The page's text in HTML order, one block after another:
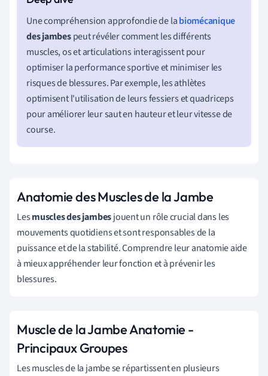
Une compréhension approfondie de labiomécanique
des jambespeut révéler comment les différents
muscles, os et articulations interagissent pour
optimiser la performance sportive et minimiser les
risques de blessures. Par exemple, les athlètes
optimisent l'utilisation de leurs fessiers et quadriceps
pour améliorer leur saut en hauteur et leur vitesse de
course.
Anatomie des Muscles de la Jambe
Lesmuscles des jambesjouent un rôle crucial dans les
mouvements quotidiens et sont responsables de la
puissance et de la stabilité. Comprendre leur anatomie aide
à mieux appréhender leur fonction et à prévenir les
blessures.
Muscle de la Jambe Anatomie -
Principaux Groupes
Les muscles de la jambe se répartissent en plusieurs